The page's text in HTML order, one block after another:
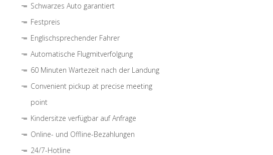
Schwarzes Auto garantiert
Festpreis
Englischsprechender Fahrer
Automatische Flugmitverfolgung
60 Minuten Wartezeit nach der Landung
Convenient pickup at precise meeting
point
Kindersitze verfügbar auf Anfrage
Online- und Offline-Bezahlungen
24/7-Hotline